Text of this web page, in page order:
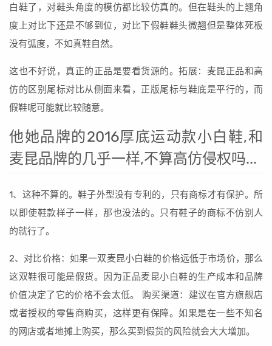
白鞋了，对鞋头角度的模仿都比较仿真的。但在鞋头的上翘角
度上对比下还是不够到位，对比下假鞋鞋头微翘但是整体死板
没有弧度，不如真鞋自然。
这也不好说，真正的正品是要看货源的。拓展：麦昆正品和高
仿的区别尾标对比从侧面来看，正版尾标与鞋底是平行的，而
假鞋呢可能就比较随意。
他她品牌的2016厚底运动款小白鞋,和
麦昆品牌的几乎一样,不算高仿侵权吗...
1、这种不算的。鞋子外型没有专利的，只有商标才有保护。所
以即使鞋款样子一样，那也没法的。只有鞋子的商标不仿别人
的就行了。
2、对比价格：如果一双麦昆小白鞋的价格远低于市场价，那么
这双鞋很可能是假货。因为正品麦昆小白鞋的生产成本和品牌
价值决定了它的价格不会太低。 购买渠道：建议在官方旗舰店
或者授权的零售商购买，这样更有保障。如果是在一些不知名
的网店或者地摊上购买，那么买到假货的风险就会大大增加。